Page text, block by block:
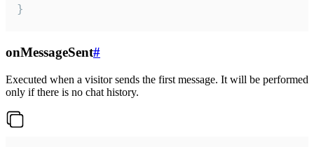
}
onMessageSent#
Executed when a visitor sends the first message. It will be performed
only if there is no chat history.